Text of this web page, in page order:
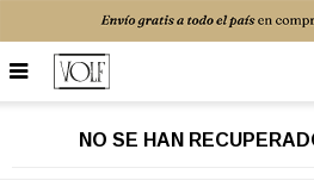

NO SE HAN